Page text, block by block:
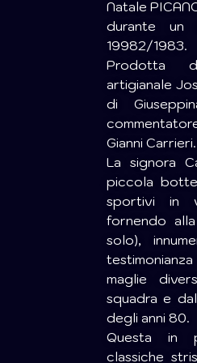
Natale
durante un
19982/1983.
Prodotta
artigianale
di
Gianni Carrieri.
La signora
piccola
sportivi in
fornendo
solo),
maglie
squadra e
degli anni 80.
Questa in
classiche